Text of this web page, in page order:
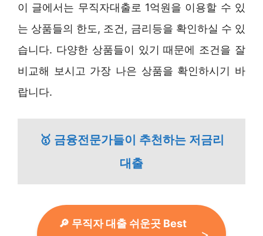
이 글에서는 무직자대출로 1억원을 이용할 수 있
는 상품들의 한도, 조건, 금리등을 확인하실 수 있
습니다. 다양한 상품들이 있기 때문에 조건을 잘
비교해 보시고 가장 나은 상품을 확인하시기 바
랍니다.
🥇 금융전문가들이 추천하는 저금리
대출
🔎 무직자 대출 쉬운곳 Best